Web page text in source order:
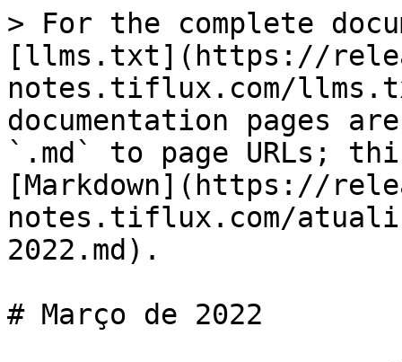
> For the complete
[llms.txt](https://
notes.tiflux.com/
documentation pages
`.md` to page URLs;
[Markdown](https://
notes.tiflux.com/
2022.md).
# Março de 2022